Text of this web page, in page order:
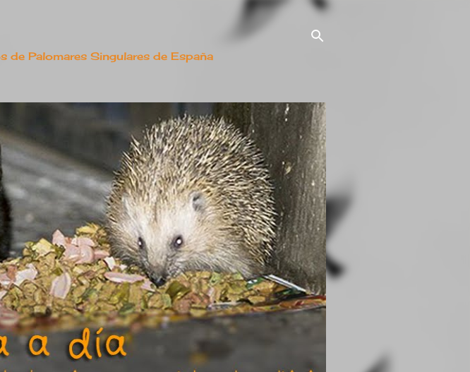
Palomares Singulares de España